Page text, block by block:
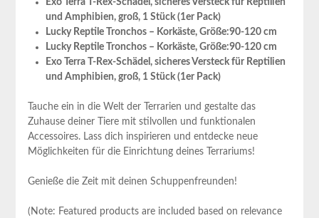
und ‌Amphibien, groß, 1 Stück (1er Pack)
Lucky Reptile⁤ Tronchos – Korkäste, Größe:90-120 cm
Lucky Reptile Tronchos – Korkäste, Größe:90-120 cm
Exo Terra T-Rex-Schädel, sicheres Versteck für Reptilien⁢
und Amphibien, groß, 1 Stück (1er Pack)
Tauche ein‌ in die Welt der ⁢Terrarien und gestalte das
Zuhause deiner Tiere mit stilvollen ‌und ⁣funktionalen‍
Accessoires. Lass dich inspirieren und⁤ entdecke neue
Möglichkeiten ​für die‌ Einrichtung deines Terrariums!
Genieße die Zeit mit deinen ⁢Schuppenfreunden!
(Note: Featured products are included based on relevance